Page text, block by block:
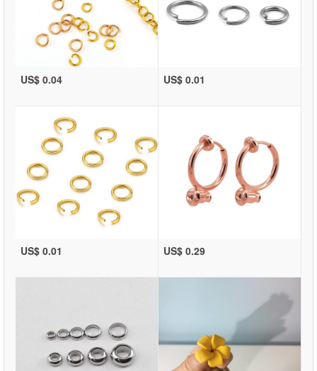
US$ 0.04 US$ 0.01
US$ 0.01 US$ 0.29